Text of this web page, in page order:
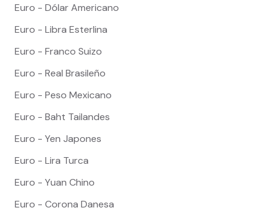
Euro - Dólar Americano
Euro - Libra Esterlina
Euro - Franco Suizo
Euro - Real Brasileño
Euro - Peso Mexicano
Euro - Baht Tailandes
Euro - Yen Japones
Euro - Lira Turca
Euro - Yuan Chino
Euro - Corona Danesa